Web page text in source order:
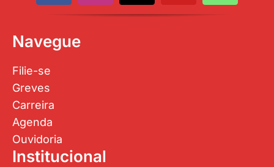
Navegue
Filie-se
Greves
Carreira
Agenda
Ouvidoria
Institucional